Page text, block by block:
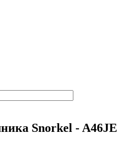
Snorkel - A46JE